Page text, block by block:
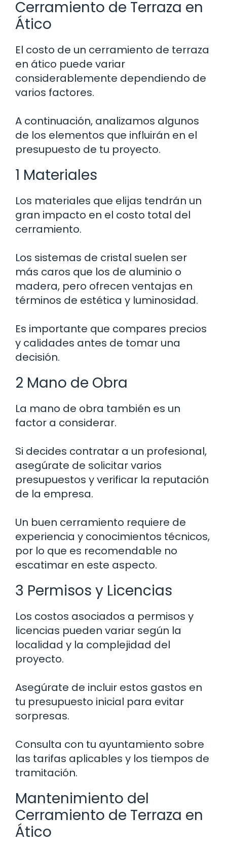
Cerramiento de Terraza en
Ático
El costo de un cerramiento de terraza
en ático puede variar
considerablemente dependiendo de
varios factores.
A continuación, analizamos algunos
de los elementos que influirán en el
presupuesto de tu proyecto.
1 Materiales
Los materiales que elijas tendrán un
gran impacto en el costo total del
cerramiento.
Los sistemas de cristal suelen ser
más caros que los de aluminio o
madera, pero ofrecen ventajas en
términos de estética y luminosidad.
Es importante que compares precios
y calidades antes de tomar una
decisión.
2 Mano de Obra
La mano de obra también es un
factor a considerar.
Si decides contratar a un profesional,
asegúrate de solicitar varios
presupuestos y verificar la reputación
de la empresa.
Un buen cerramiento requiere de
experiencia y conocimientos técnicos,
por lo que es recomendable no
escatimar en este aspecto.
3 Permisos y Licencias
Los costos asociados a permisos y
licencias pueden variar según la
localidad y la complejidad del
proyecto.
Asegúrate de incluir estos gastos en
tu presupuesto inicial para evitar
sorpresas.
Consulta con tu ayuntamiento sobre
las tarifas aplicables y los tiempos de
tramitación.
Mantenimiento del
Cerramiento de Terraza en
Ático